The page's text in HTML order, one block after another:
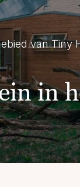
van Tiny
in